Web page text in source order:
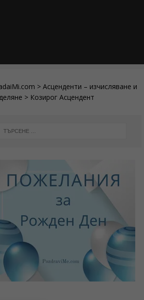
> Асценденти – изчисляване и
> Козирог Асцендент